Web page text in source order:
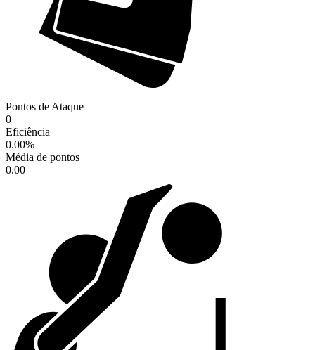
Pontos de Ataque
0
Eficiência
0.00%
Média de pontos
0.00